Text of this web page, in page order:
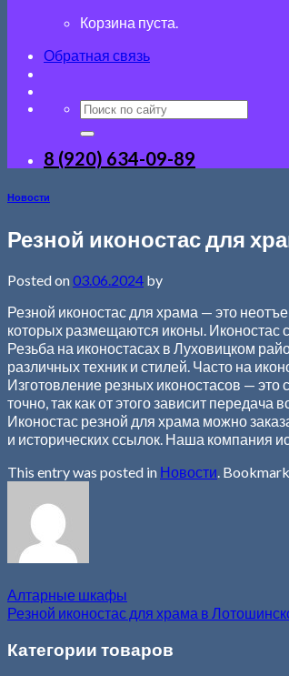
Корзина пуста.
Обратная связь
8 (920) 634-09-89
Новости
Резной иконостас для
Posted on03.06.2024 by
Резной иконостас для храма — это
которых размещаются иконы. Иконостас
Резьба на иконостасах в Луховицком
различных техник и стилей. Часто на
Изготовление резных иконостасов —
точно, так как от этого зависит
Иконостас резной для храма можно
и исторических ссылок. Наша компания
This entry was posted in Новости.
Алтарные шкафы
Резной иконостас для храма в
Категории товаров